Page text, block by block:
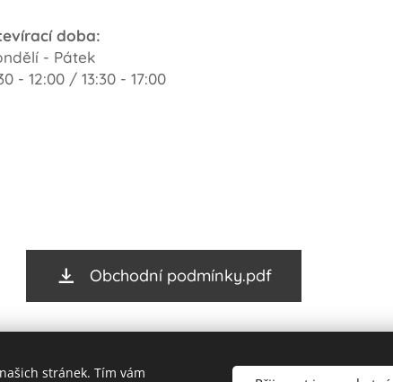
doba:
- Pátek
- 12:00 / 13:30 - 17:00
Obchodní podmínky.pdf
stránek. Tím vám